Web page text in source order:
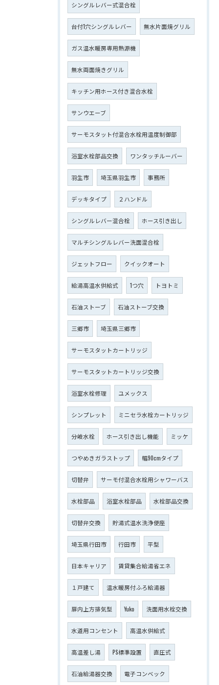
シングルレバー式混合栓
台付1穴シングルレバー 無水片面焼グリル
ガス温水暖房専用熱源機
無水両面焼きグリル
キッチン用ホース付き混合水栓
サンウエーブ
サーモスタット付混合水栓用温度制御部
浴室水栓部品交換 ワンタッチルーバー
羽生市 埼玉県羽生市 事務所
デッキタイプ ２ハンドル
シングルレバー混合栓 ホース引き出し
マルチシングルレバー洗面混合栓
ジェットフロー クイックオート
給湯高温水供給式 1つ穴 トヨトミ
石油ストーブ 石油ストーブ交換
三郷市 埼玉県三郷市
サーモスタットカートリッジ
サーモスタットカートリッジ交換
浴室水栓修理 ユメックス
シンプレット ミニセラ水栓カートリッジ
分岐水栓 ホース引き出し機能 ミッケ
つやめきガラストップ 幅90cmタイプ
切替弁 サーモ付混合水栓用シャワーバス
水栓部品 浴室水栓部品 水栓部品交換
切替弁交換 貯湯式温水洗浄便座
埼玉県行田市 行田市 平型
日本キャリア 賃貸集合給湯省エネ
１戸建て 温水暖房付ふろ給湯器
扉内上方排気型 Yuko 洗面用水栓交換
水道用コンセント 高温水供給式
高温差し湯 PS標準設置 直圧式
石油給湯器交換 電子コンベック